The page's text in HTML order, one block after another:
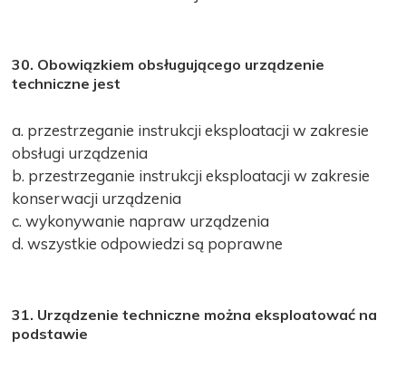
30. Obowiązkiem obsługującego urządzenie
techniczne jest
a. przestrzeganie instrukcji eksploatacji w zakresie
obsługi urządzenia
b. przestrzeganie instrukcji eksploatacji w zakresie
konserwacji urządzenia
c. wykonywanie napraw urządzenia
d. wszystkie odpowiedzi są poprawne
31. Urządzenie techniczne można eksploatować na
podstawie